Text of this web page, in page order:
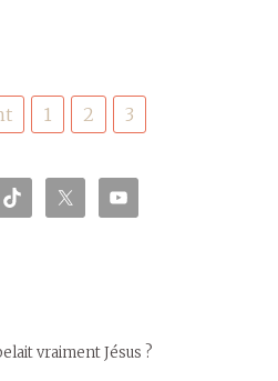
1 2 3
vraiment Jésus ?